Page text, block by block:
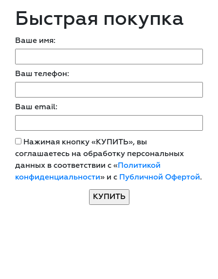
Быстрая покупка
Ваше имя:
Ваш телефон:
Ваш email:
Нажимая кнопку «КУПИТЬ», вы
соглашаетесь на обработку персональных
данных в соответствии с «Политикой
конфиденциальности» и с Публичной Офертой.